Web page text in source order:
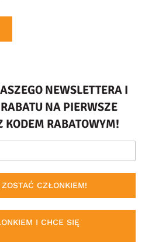
NEWSLETTERA I
NA PIERWSZE
RABATOWYM!
CZŁONKIEM!
I CHCE SIĘ